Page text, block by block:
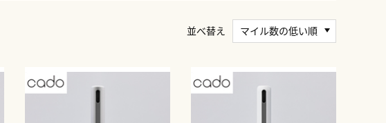
並べ替え
新着順
マイル数の低い順
マイル数の高い順